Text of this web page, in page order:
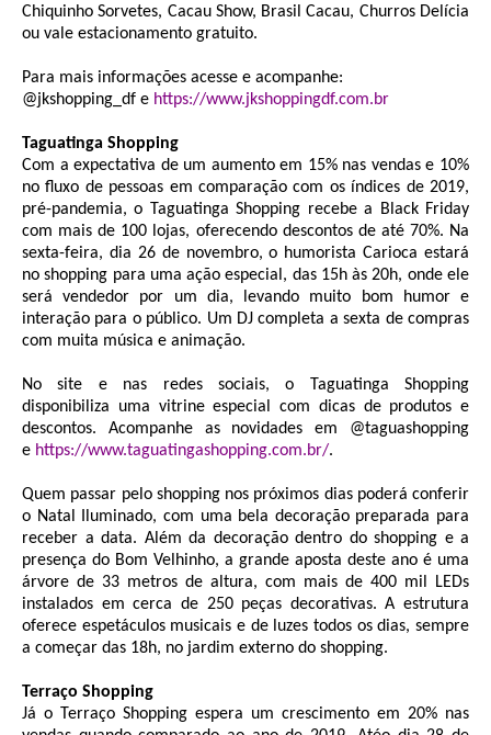
Chiquinho Sorvetes, Cacau Show, Brasil Cacau, Churros Delícia
ou vale estacionamento gratuito.
Para mais informações acesse e acompanhe:
@jkshopping_df e https://www.jkshoppingdf.com.br
Taguatinga Shopping
Com a expectativa de um aumento em 15% nas vendas e 10%
no fluxo de pessoas em comparação com os índices de 2019,
pré-pandemia, o Taguatinga Shopping recebe a Black Friday
com mais de 100 lojas, oferecendo descontos de até 70%. Na
sexta-feira, dia 26 de novembro, o humorista Carioca estará
no shopping para uma ação especial, das 15h às 20h, onde ele
será vendedor por um dia, levando muito bom humor e
interação para o público. Um DJ completa a sexta de compras
com muita música e animação.
No site e nas redes sociais, o Taguatinga Shopping
disponibiliza uma vitrine especial com dicas de produtos e
descontos. Acompanhe as novidades em @taguashopping
e https://www.taguatingashopping.com.br/.
Quem passar pelo shopping nos próximos dias poderá conferir
o Natal Iluminado, com uma bela decoração preparada para
receber a data. Além da decoração dentro do shopping e a
presença do Bom Velhinho, a grande aposta deste ano é uma
árvore de 33 metros de altura, com mais de 400 mil LEDs
instalados em cerca de 250 peças decorativas. A estrutura
oferece espetáculos musicais e de luzes todos os dias, sempre
a começar das 18h, no jardim externo do shopping.
Terraço Shopping
Já o Terraço Shopping espera um crescimento em 20% nas